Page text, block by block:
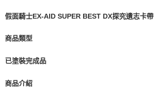
假面騎士EX-AID SUPER BEST DX探究遺志卡帶
商品類型
已塗裝完成品
商品介紹